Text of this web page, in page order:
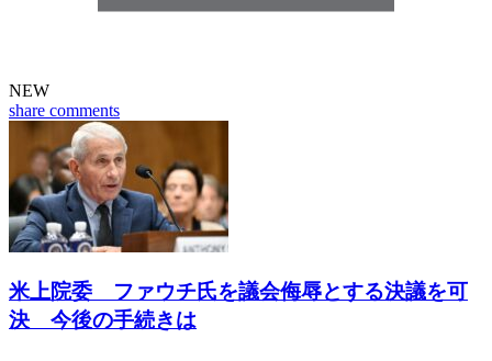
NEW
share comments
米上院委 ファウチ氏を議会侮辱とする決議を可
決 今後の手続きは